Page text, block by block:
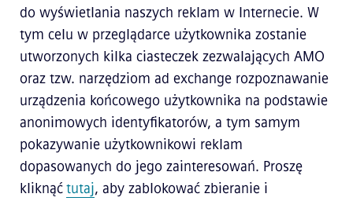
do wyświetlania naszych reklam w Internecie. W
tym celu w przeglądarce użytkownika zostanie
utworzonych kilka ciasteczek zezwalających AMO
oraz tzw. narzędziom ad exchange rozpoznawanie
urządzenia końcowego użytkownika na podstawie
anonimowych identyfikatorów, a tym samym
pokazywanie użytkownikowi reklam
dopasowanych do jego zainteresowań. Proszę
kliknąćtutaj, aby zablokować zbieranie i